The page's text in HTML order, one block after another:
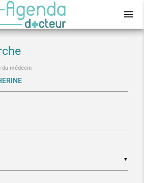
menu
du médecin
▼